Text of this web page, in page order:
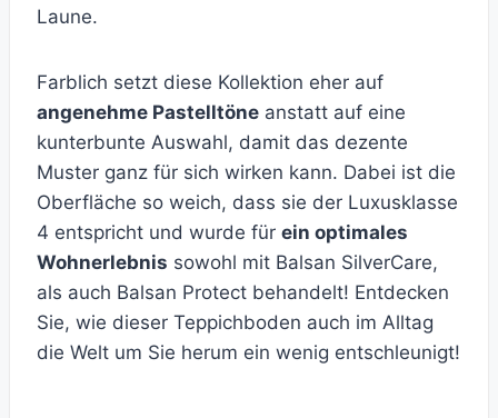
Laune.
Farblich setzt diese Kollektion eher auf
angenehme Pastelltöne anstatt auf eine
kunterbunte Auswahl, damit das dezente
Muster ganz für sich wirken kann. Dabei ist die
Oberfläche so weich, dass sie der Luxusklasse
4 entspricht und wurde für ein optimales
Wohnerlebnis sowohl mit Balsan SilverCare,
als auch Balsan Protect behandelt! Entdecken
Sie, wie dieser Teppichboden auch im Alltag
die Welt um Sie herum ein wenig entschleunigt!